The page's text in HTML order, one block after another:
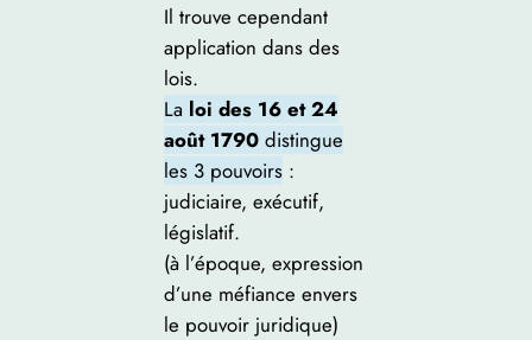
Il trouve cependant
application dans des
lois.
La loi des 16 et 24
août 1790distingue
les 3 pouvoirs:
judiciaire, exécutif,
législatif.
(à l’époque, expression
d’une méfiance envers
le pouvoir juridique)